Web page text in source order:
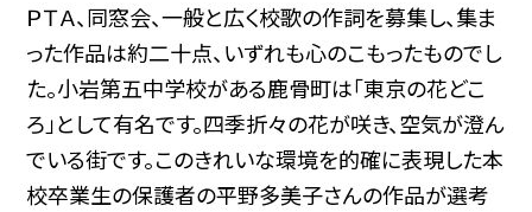
ＰＴＡ、同窓会、一般と広く校歌の作詞を募集し、集ま
った作品は約二十点、いずれも心のこもったものでし
た。小岩第五中学校がある鹿骨町は「東京の花どこ
ろ」として有名です。四季折々の花が咲き、空気が澄ん
でいる街です。このきれいな環境を的確に表現した本
校卒業生の保護者の平野多美子さんの作品が選考